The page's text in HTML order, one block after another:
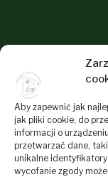
Aby zapewnić jak
jak pliki cookie, do
informacji o
przetwarzać dane,
unikalne
wycofanie zgody
naszą
RODO
Deklaracja
Polityka plików
Regulamin